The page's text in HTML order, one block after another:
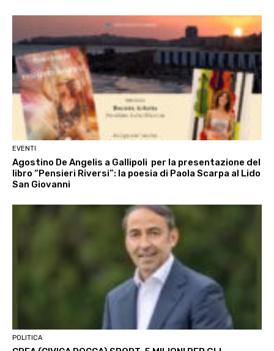
EVENTI
Agostino De Angelis a Gallipoli per la presentazione del
libro “Pensieri Riversi”: la poesia di Paola Scarpa al Lido
San Giovanni
POLITICA